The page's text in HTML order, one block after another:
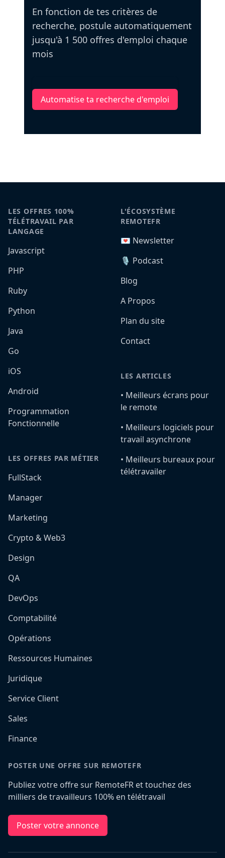
En fonction de tes critères de
recherche, postule automatiquement
jusqu'à 1 500 offres d'emploi chaque
mois
Automatise ta recherche d'emploi
LES OFFRES 100%
TÉLÉTRAVAIL PAR
LANGAGE
Javascript
PHP
Ruby
Python
Java
Go
iOS
Android
Programmation
Fonctionnelle
LES OFFRES PAR MÉTIER
FullStack
Manager
Marketing
Crypto & Web3
Design
QA
DevOps
Comptabilité
Opérations
Ressources Humaines
Juridique
Service Client
Sales
Finance
L'ÉCOSYSTÈME
REMOTEFR
💌 Newsletter
🎙️ Podcast
Blog
A Propos
Plan du site
Contact
LES ARTICLES
•️ Meilleurs écrans pour
le remote
•️ Meilleurs logiciels pour
travail asynchrone
•️ Meilleurs bureaux pour
télétravailer
POSTER UNE OFFRE SUR REMOTEFR
Publiez votre offre sur RemoteFR et touchez des
milliers de travailleurs 100% en télétravail
Poster votre annonce